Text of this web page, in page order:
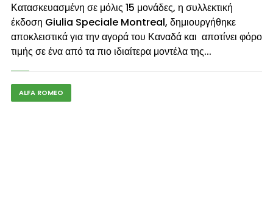
Κατασκευασμένη σε μόλις 15 μονάδες, η συλλεκτική
έκδοση Giulia Speciale Montreal, δημιουργήθηκε
αποκλειστικά για την αγορά του Καναδά και αποτίνει φόρο
τιμής σε ένα από τα πιο ιδιαίτερα μοντέλα της...
ALFA ROMEO